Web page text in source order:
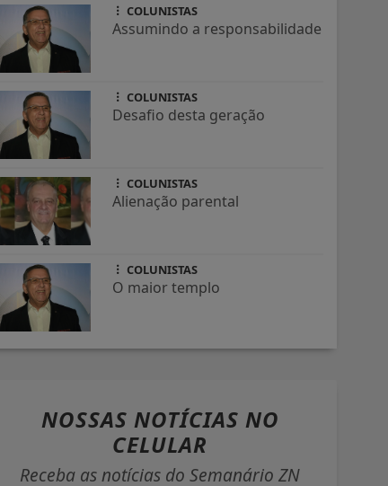
COLUNISTAS
Assumindo a responsabilidade
COLUNISTAS
Desafio desta geração
COLUNISTAS
Alienação parental
COLUNISTAS
O maior templo
NOSSAS NOTÍCIAS NO
CELULAR
Receba as notícias do Semanário ZN